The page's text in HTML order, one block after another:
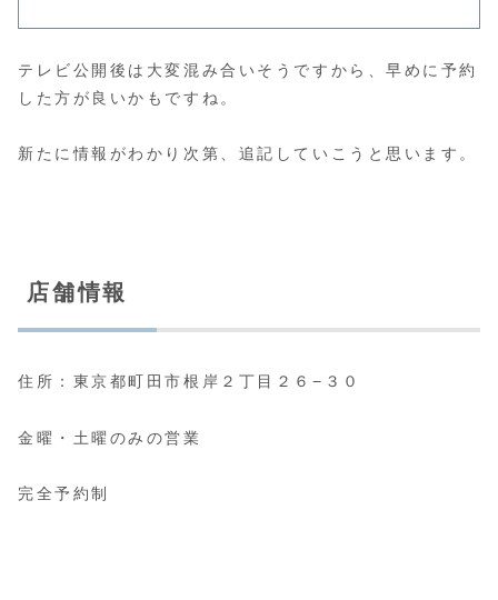
テレビ公開後は大変混み合いそうですから、早めに予約
した方が良いかもですね。
新たに情報がわかり次第、追記していこうと思います。
店舗情報
住所：東京都町田市根岸２丁目２６−３０
金曜・土曜のみの営業
完全予約制